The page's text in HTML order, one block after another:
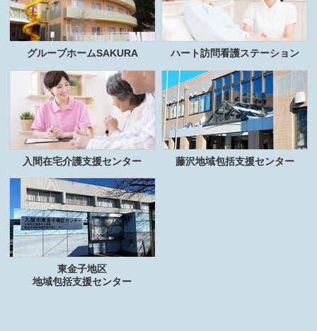
グループホームSAKURA ハート訪問看護ステーション
入間在宅介護支援センター 藤沢地域包括支援センター
東金子地区
地域包括支援センター